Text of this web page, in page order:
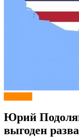
Юрий
выгоден